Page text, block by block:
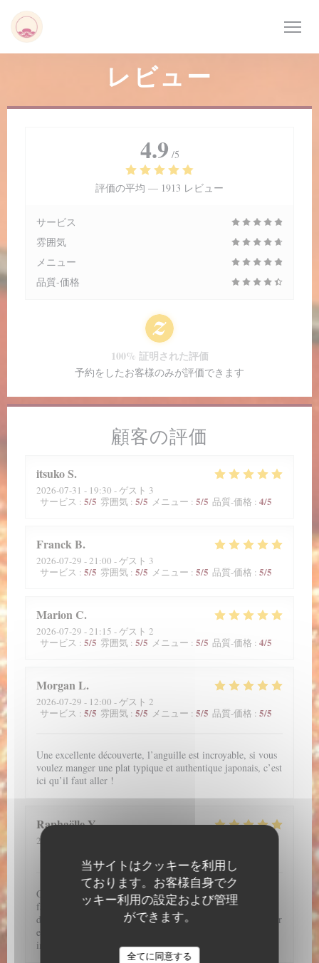
当サイトはクッキーを利用し
ております。お客様自身でク
ッキー利用の設定および管理
ができます。
全てに同意する
レビュー
顧客の評価
itsukoS
2026-07-31 - 19:30 - ゲスト 3
サービス : 5/5 雰囲気 : 5/5 メニュー : 5/5 品質-価格 : 4/5
FranckB
2026-07-29 - 21:00 - ゲスト 3
サービス : 5/5 雰囲気 : 5/5 メニュー : 5/5 品質-価格 : 5/5
Marion C
2026-07-29 - 21:15 - ゲスト 2
サービス : 5/5 雰囲気 : 5/5 メニュー : 5/5 品質-価格 : 4/5
MorganL
2026-07-29 - 12:00 - ゲスト 2
サービス : 5/5 雰囲気 : 5/5 メニュー : 5/5 品質-価格 : 5/5
Une excellente découverte, l’anguille est incroyable, si vous
voulez manger une plat typique et authentique japonais, c’est
ici qu’il faut aller !
RaphaëlleY
2026-07-28
C'est un très bon restaurant. J'adore les anguilles donc il
fallait absolument que je teste ce restaurant et je ne suis pas
déçu !!! J'ai hâte d'y retourner !! Par ailleurs, j'ai pu réserver
en ligne. L'accueil et le service de l'ensemble de l'équipe est
impeccable !!
4.9 /5
評価の平均 — 1913 レビュー
サービス
雰囲気
メニュー
品質-価格
100% 証明された評価
予約をしたお客様のみが評価できます